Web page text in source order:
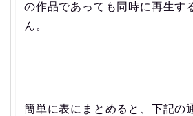
の作品であっても同時に再生す
ん。
簡単に表にまとめると、下記の